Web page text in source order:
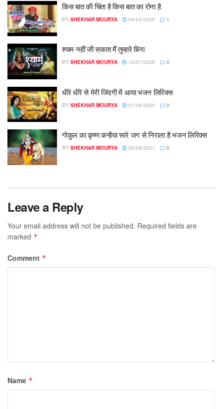
किस बात की चिंता है किस बात का रोना है
BY SHEKHAR MOURYA 04/04/2025 1
श्याम नहीं जी सकता मैं तुम्हारे बिना
BY SHEKHAR MOURYA 10/07/2026 0
धीरे धीरे से मेरी जिंदगी में आया भजन लिरिक्स
BY SHEKHAR MOURYA 01/06/2020 0
गोकुल का कृष्ण कन्हैया सारे जग से निराला है भजन लिरिक्स
BY SHEKHAR MOURYA 05/09/2021 0
Leave a Reply
Your email address will not be published. Required fields are
marked *
Comment *
Name *